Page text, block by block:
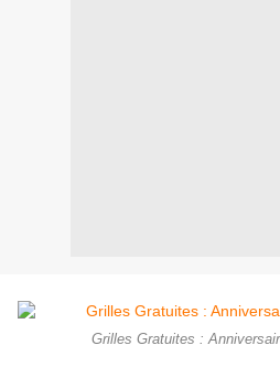
Grilles Gratuites :